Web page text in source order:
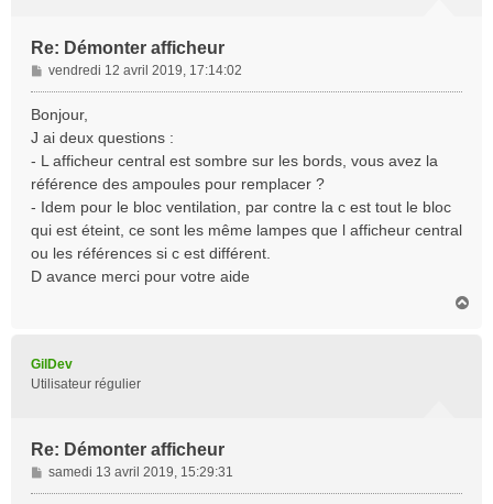
Re: Démonter afficheur
M
e
s
g
e
vendredi 12 avril 2019, 17:14:02
Bonjour,
J ai deux questions :
- L afficheur central est sombre sur les bords, vous avez la
référence des ampoules pour remplacer ?
- Idem pour le bloc ventilation, par contre la c est tout le bloc
qui est éteint, ce sont les même lampes que l afficheur central
ou les références si c est différent.
D avance merci pour votre aide
GilDev
Utilisateur régulier
Re: Démonter afficheur
M
e
samedi 13 avril 2019, 15:29:31